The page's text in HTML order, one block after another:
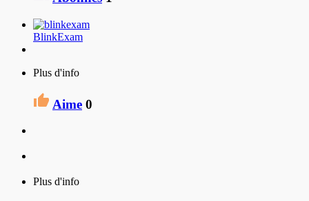
BlinkExam
Plus d'info
Aime 0
Plus d'info